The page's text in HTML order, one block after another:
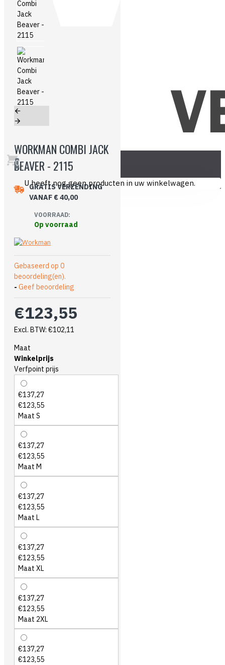
0
U heeft nog geen producten in uw winkelwagen.
WORKMAN COMBI JACK
BEAVER - 2115
GRATIS VERZENDING
VANAF € 40,00
VOORRAAD:
Op voorraad
Gebaseerd op 0
beoordeling(en).
- Geef beoordeling
€123,55
Excl. BTW: €102,11
Maat
Winkelprijs
Verfpoint prijs
€137,27
€123,55
Maat S
€137,27
€123,55
Maat M
€137,27
€123,55
Maat L
€137,27
€123,55
Maat XL
€137,27
€123,55
Maat 2XL
€137,27
€123,55